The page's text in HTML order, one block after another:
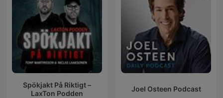
Spökjakt På Riktigt –
LaxTon Podden
Joel Osteen Podcast